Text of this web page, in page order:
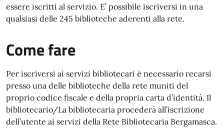
essere iscritti al servizio. E’ possibile iscriversi in una
qualsiasi delle 245 biblioteche aderenti alla rete.
Come fare
Per iscriversi ai servizi bibliotecari è necessario recarsi
presso una delle biblioteche della rete muniti del
proprio codice fiscale e della propria carta d’identità. Il
bibliotecario/La bibliotecaria procederà all’iscrizione
dell’utente ai servizi della Rete Bibliotecaria Bergamasca.